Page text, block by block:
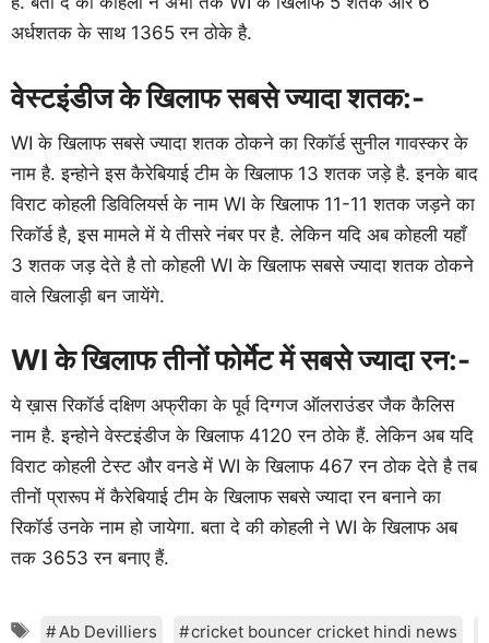
अर्धशतक के साथ 1365 रन ठोके है.
वेस्टइंडीज के खिलाफ सबसे ज्यादा शतक:-
WI के खिलाफ सबसे ज्यादा शतक ठोकने का रिकॉर्ड सुनील गावस्कर के
नाम है. इन्होने इस कैरेबियाई टीम के खिलाफ 13 शतक जड़े है. इनके बाद
विराट कोहली डिविलियर्स के नाम WI के खिलाफ 11-11 शतक जड़ने का
रिकॉर्ड है, इस मामले में ये तीसरे नंबर पर है. लेकिन यदि अब कोहली यहाँ
3 शतक जड़ देते है तो कोहली WI के खिलाफ सबसे ज्यादा शतक ठोकने
वाले खिलाड़ी बन जायेंगे.
WI के खिलाफ तीनों फोर्मेट में सबसे ज्यादा रन:-
ये ख़ास रिकॉर्ड दक्षिण अफ्रीका के पूर्व दिग्गज ऑलराउंडर जैक कैलिस
नाम है. इन्होने वेस्टइंडीज के खिलाफ 4120 रन ठोके हैं. लेकिन अब यदि
विराट कोहली टेस्ट और वनडे में WI के खिलाफ 467 रन ठोक देते है तब
तीनों प्रारूप में कैरेबियाई टीम के खिलाफ सबसे ज्यादा रन बनाने का
रिकॉर्ड उनके नाम हो जायेगा. बता दे की कोहली ने WI के खिलाफ अब
तक 3653 रन बनाए हैं.
Tags
Ab Devilliers cricket bouncer cricket hindi news